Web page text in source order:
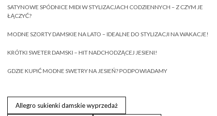
SATYNOWE SPÓDNICE MIDI W STYLIZACJACH CODZIENNYCH – Z CZYM JE
ŁĄCZYĆ?
MODNE SZORTY DAMSKIE NA LATO – IDEALNE DO STYLIZACJI NA WAKACJE!
KRÓTKI SWETER DAMSKI – HIT NADCHODZĄCEJ JESIENI!
GDZIE KUPIĆ MODNE SWETRY NA JESIEŃ? PODPOWIADAMY
Allegro sukienki damskie wyprzedaż